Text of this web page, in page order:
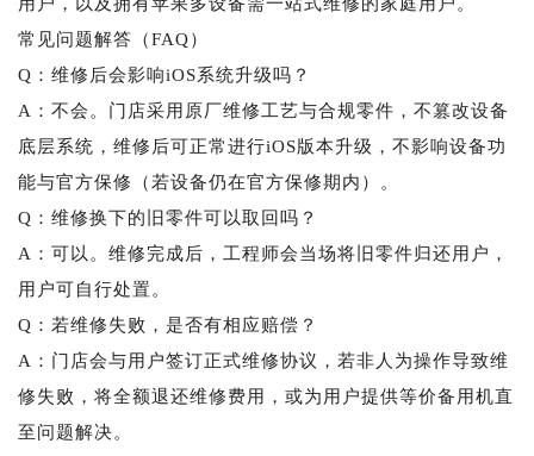
常见问题解答（FAQ）
Q：维修后会影响iOS系统升级吗？
A：不会。门店采用原厂维修工艺与合规零件，不篡改设备
底层系统，维修后可正常进行iOS版本升级，不影响设备功
能与官方保修（若设备仍在官方保修期内）。
Q：维修换下的旧零件可以取回吗？
A：可以。维修完成后，工程师会当场将旧零件归还用户，
用户可自行处置。
Q：若维修失败，是否有相应赔偿？
A：门店会与用户签订正式维修协议，若非人为操作导致维
修失败，将全额退还维修费用，或为用户提供等价备用机直
至问题解决。